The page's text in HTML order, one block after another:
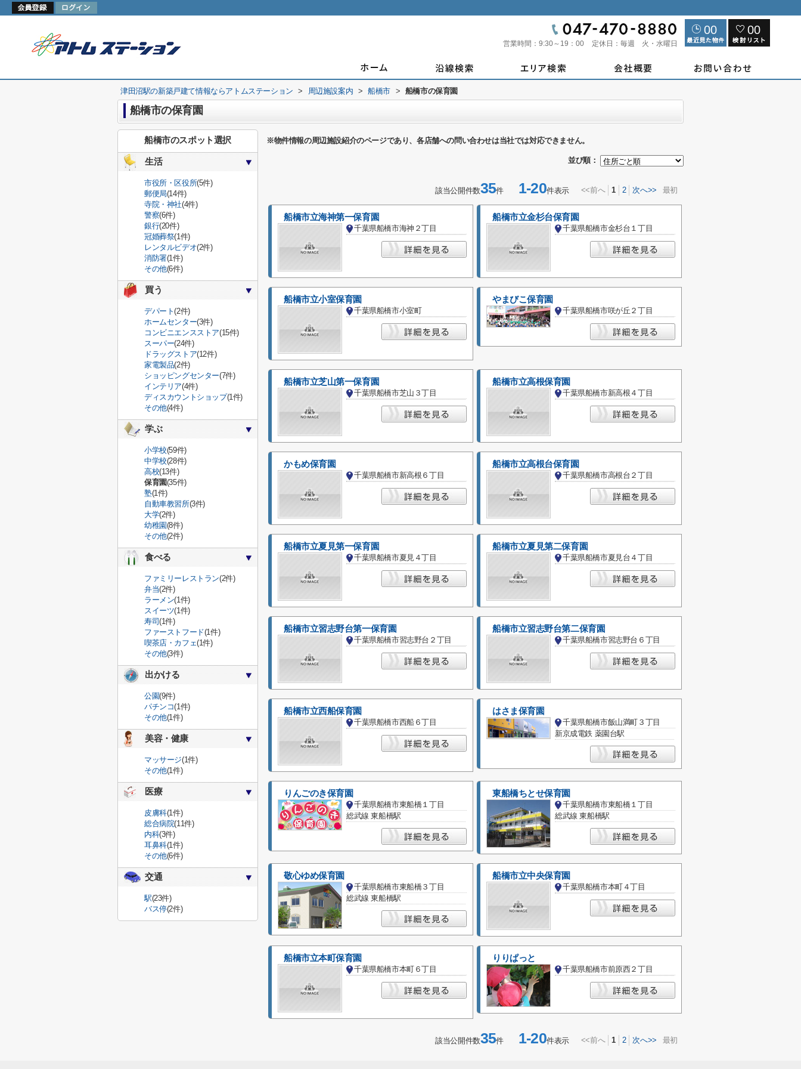
営業時間： 9:30～19：00 定休日： 毎週 火・水曜日
00 00
津田沼駅の新築戸建て情報ならアトムステーション > 周辺施設案内 > 船橋市 > 船橋市の保育園
船橋市の保育園
※物件情報の周辺施設紹介のページであり、各店舗への問い合わせは当社では対応できません。
並び順：
該当公開件数35件1-20件表示 <<前へ 1 2 次へ>> 最初
船橋市立海神第一保育園
千葉県船橋市海神２丁目
船橋市立金杉台保育園
千葉県船橋市金杉台１丁目
船橋市立小室保育園
千葉県船橋市小室町
やまびこ保育園
千葉県船橋市咲が丘２丁目
船橋市立芝山第一保育園
千葉県船橋市芝山３丁目
船橋市立高根保育園
千葉県船橋市新高根４丁目
かもめ保育園
千葉県船橋市新高根６丁目
船橋市立高根台保育園
千葉県船橋市高根台２丁目
船橋市立夏見第一保育園
千葉県船橋市夏見４丁目
船橋市立夏見第二保育園
千葉県船橋市夏見台４丁目
船橋市立習志野台第一保育園
千葉県船橋市習志野台２丁目
船橋市立習志野台第二保育園
千葉県船橋市習志野台６丁目
船橋市立西船保育園
千葉県船橋市西船６丁目
はさま保育園
千葉県船橋市飯山満町３丁目
新京成電鉄 薬園台駅
りんごのき保育園
千葉県船橋市東船橋１丁目
総武線 東船橋駅
東船橋ちとせ保育園
千葉県船橋市東船橋１丁目
総武線 東船橋駅
敬心ゆめ保育園
千葉県船橋市東船橋３丁目
総武線 東船橋駅
船橋市立中央保育園
千葉県船橋市本町４丁目
船橋市立本町保育園
千葉県船橋市本町６丁目
りりぱっと
千葉県船橋市前原西２丁目
該当公開件数35件1-20件表示 <<前へ 1 2 次へ>> 最初
船橋市のスポット選択
生活
市役所・区役所(5件)
郵便局(14件)
寺院・神社(4件)
警察(6件)
銀行(20件)
冠婚葬祭(1件)
レンタルビデオ(2件)
消防署(1件)
その他(6件)
買う
デパート(2件)
ホームセンター(3件)
コンビニエンスストア(15件)
スーパー(24件)
ドラッグストア(12件)
家電製品(2件)
ショッピングセンター(7件)
インテリア(4件)
ディスカウントショップ(1件)
その他(4件)
学ぶ
小学校(59件)
中学校(28件)
高校(13件)
保育園(35件)
塾(1件)
自動車教習所(3件)
大学(2件)
幼稚園(8件)
その他(2件)
食べる
ファミリーレストラン(2件)
弁当(2件)
ラーメン(1件)
スイーツ(1件)
寿司(1件)
ファーストフード(1件)
喫茶店・カフェ(1件)
その他(3件)
出かける
公園(9件)
パチンコ(1件)
その他(1件)
美容・健康
マッサージ(1件)
その他(1件)
医療
皮膚科(1件)
総合病院(11件)
内科(3件)
耳鼻科(1件)
その他(6件)
交通
駅(23件)
バス停(2件)